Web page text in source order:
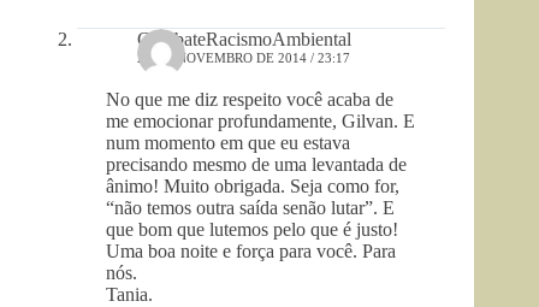
CombateRacismoAmbiental
25 DE NOVEMBRO DE 2014 / 23:17
No que me diz respeito você acaba de
me emocionar profundamente, Gilvan. E
num momento em que eu estava
precisando mesmo de uma levantada de
ânimo! Muito obrigada. Seja como for,
“não temos outra saída senão lutar”. E
que bom que lutemos pelo que é justo!
Uma boa noite e força para você. Para
nós.
Tania.